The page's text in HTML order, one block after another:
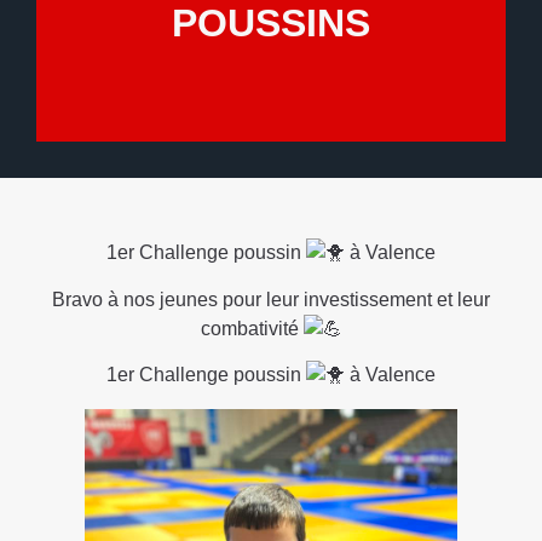
POUSSINS
1er Challenge poussin à Valence
Bravo à nos jeunes pour leur investissement et leur
combativité
1er Challenge poussin à Valence